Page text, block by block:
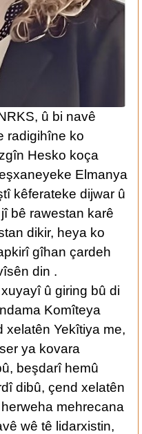
û bi navê
radigihîne ko
Hesko koça
Elmanya
kêferateke dijwar û
bê rawestan karê
dikir, heya ko
gîhan çardeh
din .
û giring bû di
Komîteya
xelatên Yekîtiya me,
ya kovara
beşdarî hemû
dibû, çend xelatên
mehrecana
wê tê lidarxistin,